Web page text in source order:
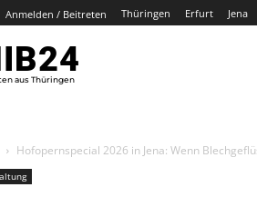
Anmelden / Beitreten Thüringen Erfurt Jena
aus Thüringen
Hofopernspecial 2026 in Jena: Wenn